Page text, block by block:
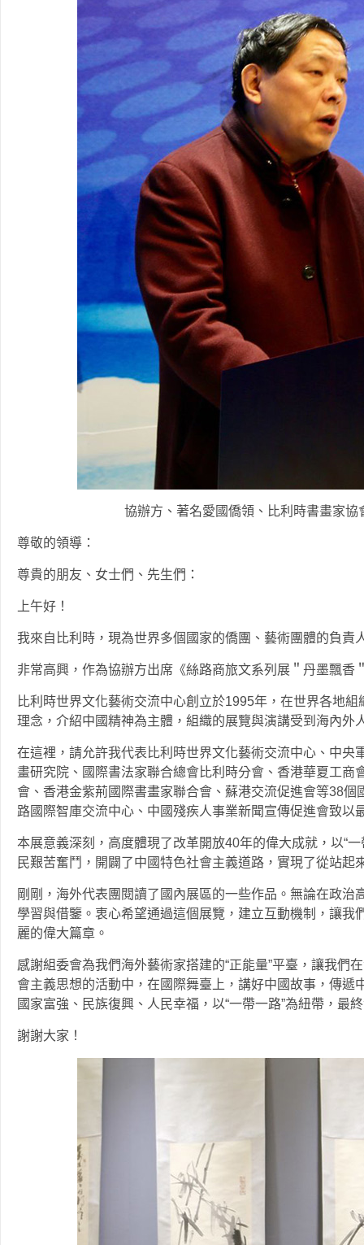
協辦方、著名愛國僑領、比利時書畫家協
尊敬的領導：
尊貴的朋友、女士們、先生們：
上午好！
我來自比利時，現為世界多個國家的僑團、藝術團體的負責
非常高興，作為協辦方出席《絲路商旅文系列展＂丹墨飄
比利時世界文化藝術交流中心創立於1995年，在世界各地
理念，介紹中國精神為主體，組織的展覽與演講受到海內外
在這裡，請允許我代表比利時世界文化藝術交流中心、中央
畫研究院、國際書法家聯合總會比利時分會、香港華夏工商
會、香港金紫荊國際書畫家聯合會、蘇港交流促進會等38
路國際智庫交流中心、中國殘疾人事業新聞宣傳促進會致以
本展意義深刻，高度體現了改革開放40年的偉大成就，以“
民艱苦奮鬥，開闢了中國特色社會主義道路，實現了從站起
剛剛，海外代表團閱讀了國內展區的一些作品。無論在政
學習與借鑒。衷心希望通過這個展覽，建立互動機制，讓我
麗的偉大篇章。
感謝組委會為我們海外藝術家搭建的“正能量”平臺，讓我們
會主義思想的活動中，在國際舞臺上，講好中國故事，傳遞
國家富強、民族復興、人民幸福，以“一帶一路”為紐帶，最
謝謝大家！